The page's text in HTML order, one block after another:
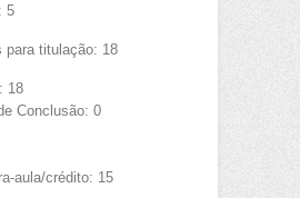
5
para titulação: 18
18
Conclusão: 0
aula/crédito: 15